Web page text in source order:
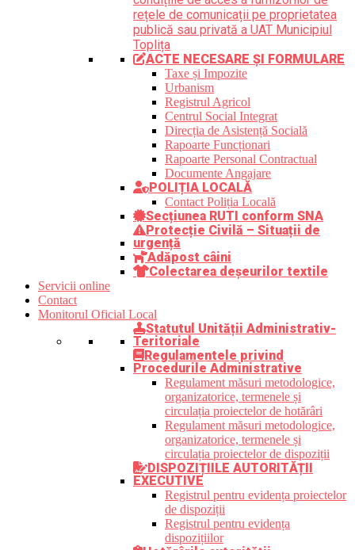
rețele de comunicații pe proprietatea
publică sau privată a UAT Municipiul
Toplița
ACTE NECESARE ȘI FORMULARE
Taxe și Impozite
Urbanism
Registrul Agricol
Centrul Social Integrat
Direcția de Asistență Socială
Rapoarte Funcționari
Rapoarte Personal Contractual
Documente Angajare
POLIȚIA LOCALĂ
Contact Poliția Locală
Secțiunea RUTI conform SNA
Protecție Civilă – Situații de
urgență
Adăpost câini
Colectarea deșeurilor textile
Servicii online
Contact
Monitorul Oficial Local
Statutul Unității Administrativ-
Teritoriale
Regulamentele privind
Procedurile Administrative
Regulament măsuri metodologice,
organizatorice, termenele și
circulația proiectelor de hotărâri
Regulament măsuri metodologice,
organizatorice, termenele și
circulația proiectelor de dispoziții
DISPOZIȚIILE AUTORITĂȚII
EXECUTIVE
Registrul pentru evidența proiectelor
de dispoziții
Registrul pentru evidența
dispozițiilor